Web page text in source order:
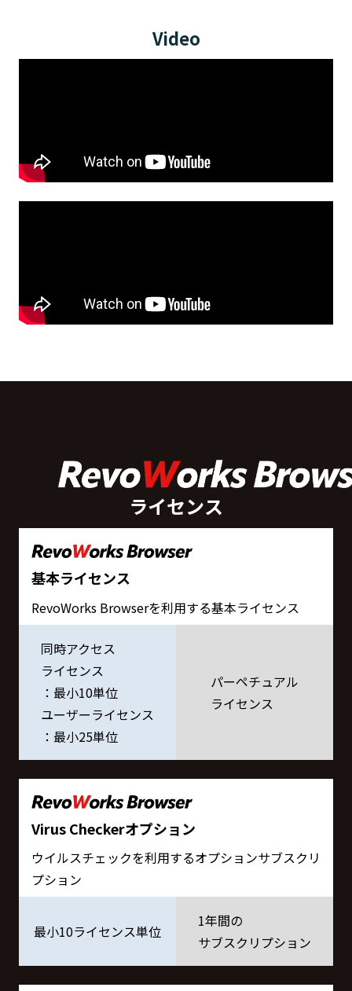
Video
ライセンス
基本ライセンス
RevoWorks Browserを利用する基本ライセンス
同時アクセス
ライセンス
：最小10単位
ユーザーライセンス
：最小25単位
パーペチュアル
ライセンス
Virus Checkerオプション
ウイルスチェックを利用するオプションサブスクリ
プション
最小10ライセンス単位
1年間の
サブスクリプション